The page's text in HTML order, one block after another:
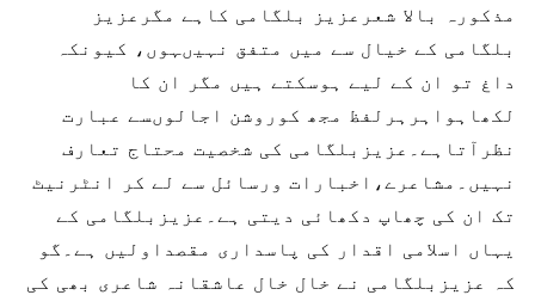
مذکورہ بالا شعرعزیز بلگامی کاہے مگرعزیز
بلگامی کے خیال سے میں متفق نہیںہوں، کیونکہ
داغ تو ان کے لیے ہوسکتے ہیں مگر ان کا
لکھاہواہرہرلفظ مجھ کوروشن اجالوںسے عبارت
نظرآتاہے۔عزیزبلگامی کی شخصیت محتاج تعارف
نہیں۔مشاعرے،اخبارات ورسائل سے لے کر انٹرنیٹ
تک ان کی چھاپ دکھائی دیتی ہے۔عزیزبلگامی کے
یہاں اسلامی اقدار کی پاسداری مقصداولیں ہے۔گو
کہ عزیزبلگامی نے خال خال عاشقانہ شاعری بھی کی